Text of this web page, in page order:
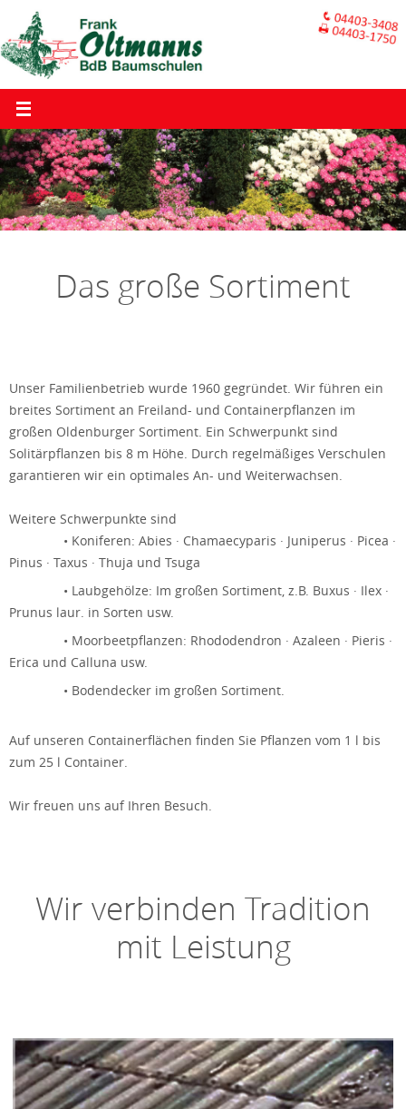
Inhalt
springen
Das große Sortiment
Unser Familienbetrieb wurde 1960 gegründet. Wir führen ein
breites Sortiment an Freiland- und Containerpflanzen im
großen Oldenburger Sortiment. Ein Schwerpunkt sind
Solitärpflanzen bis 8 m Höhe. Durch regelmäßiges Verschulen
garantieren wir ein optimales An- und Weiterwachsen.
Weitere Schwerpunkte sind
• Koniferen: Abies · Chamaecyparis · Juniperus · Picea ·
Pinus · Taxus · Thuja und Tsuga
• Laubgehölze: Im großen Sortiment, z.B. Buxus · Ilex ·
Prunus laur. in Sorten usw.
• Moorbeetpflanzen: Rhododendron · Azaleen · Pieris ·
Erica und Calluna usw.
• Bodendecker im großen Sortiment.
Auf unseren Containerflächen finden Sie Pflanzen vom 1 l bis
zum 25 l Container.
Wir freuen uns auf Ihren Besuch.
Wir verbinden Tradition
mit Leistung